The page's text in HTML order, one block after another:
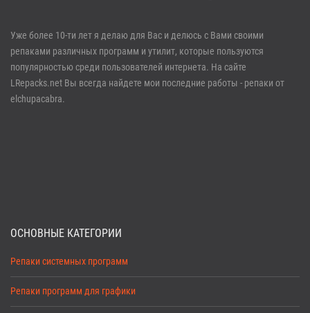
Войти
Регистрация
Забыли пароль?
Уже более 10-ти лет я делаю для Вас и делюсь с Вами своими
репаками различных программ и утилит, которые пользуются
популярностью среди пользователей интернета. На сайте
LRepacks.net Вы всегда найдете мои последние работы - репаки от
elchupacabra.
ОСНОВНЫЕ КАТЕГОРИИ
Репаки системных программ
Репаки программ для графики